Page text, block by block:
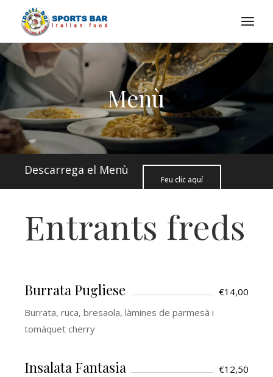
Menù
Descarrega el Menù
Feu clic aquí
Entrants freds
Burrata Pugliese
€14,00
Burrata, ruca, bresaola, làmines de parmesà i
tomàquet cherry
Insalata Fantasia
€12,50